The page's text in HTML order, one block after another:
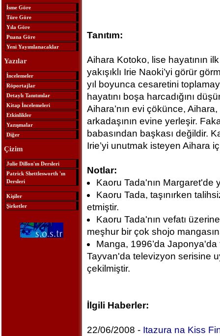
İsme Göre
Türe Göre
Yıla Göre
Puana Göre
Yeni Yayımlanacaklar
Yazılar
İncelemeler
Röportajlar
Detaylı Tanıtımlar
Kitap İncelemeleri
Etkinlikler
Yazışmalar
Diğer
Çizim
Julie Dillon'ın Dersleri
Patrick Shettlesworth 'ın
Dersleri
Kişiler
Şirketler
Tanıtım:
Aihara Kotoko, lise hayatının
yakışıklı Irie Naoki’yi görür
yıl boyunca cesaretini
hayatını boşa harcadığını
Aihara’nın evi çökünce,
arkadaşının evine yerleşir.
babasından başkası değildir.
Irie’yi unutmak isteyen Aihara
Notlar:
Kaoru Tada'nın Margaret'de
Kaoru Tada, taşınırken
etmiştir.
Kaoru Tada'nın vefatı
meşhur bir çok shojo
Manga, 1996’da
Tayvan'da televizyon serisine
çekilmiştir.
İlgili Haberler:
22/06/2008 - Itazura na Kiss